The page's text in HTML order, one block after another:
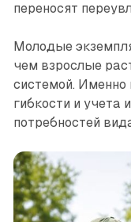
переносят
Молодые
чем взрослые
системой. Именно
гибкости и учета
потребностей